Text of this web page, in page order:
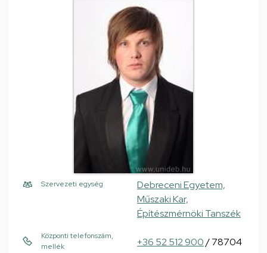
Szervezeti egység
Debreceni Egyetem,
Műszaki Kar,
Építészmérnöki Tanszék
Központi telefonszám,
mellék
+36 52 512 900/ 78704